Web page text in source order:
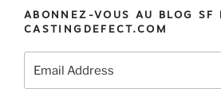
ABONNEZ-VOUS AU BLOG SF
CASTINGDEFECT.COM
Address